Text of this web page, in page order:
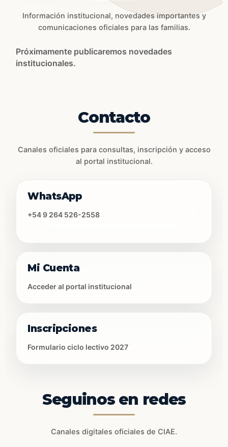
Información institucional, novedades importantes y
comunicaciones oficiales para las familias.
Próximamente publicaremos novedades
institucionales.
Contacto
Canales oficiales para consultas, inscripción y acceso
al portal institucional.
WhatsApp
+54 9 264 526-2558
Mi Cuenta
Acceder al portal institucional
Inscripciones
Formulario ciclo lectivo 2027
Seguinos en redes
Canales digitales oficiales de CIAE.